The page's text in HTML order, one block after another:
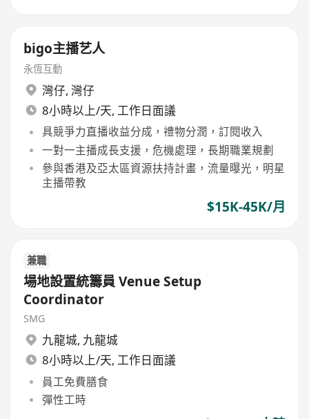
bigo主播艺人
永恆互動
灣仔, 灣仔
8小時以上/天, 工作日面議
具競爭力直播收益分成，禮物分潤，訂閱收入
一對一主播成長支援，危機處理，長期職業規劃
參與香港及亞太區資源扶持計畫，流量曝光，明星
主播帶教
$15K-45K/月
兼職
場地設置統籌員 Venue Setup
Coordinator
SMG
九龍城, 九龍城
8小時以上/天, 工作日面議
員工免費膳食
彈性工時